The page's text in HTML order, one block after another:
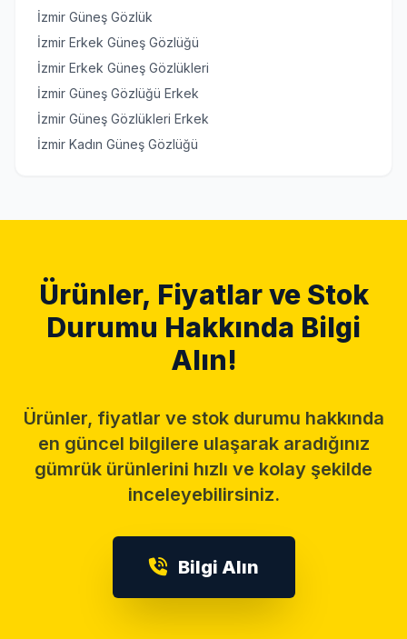
İzmir Güneş Gözlük
İzmir Erkek Güneş Gözlüğü
İzmir Erkek Güneş Gözlükleri
İzmir Güneş Gözlüğü Erkek
İzmir Güneş Gözlükleri Erkek
İzmir Kadın Güneş Gözlüğü
Ürünler, Fiyatlar ve Stok
Durumu Hakkında Bilgi
Alın!
Ürünler, fiyatlar ve stok durumu hakkında
en güncel bilgilere ulaşarak aradığınız
gümrük ürünlerini hızlı ve kolay şekilde
inceleyebilirsiniz.
Bilgi Alın